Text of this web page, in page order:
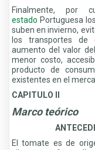
Finalmente, por
estado Portuguesa los
suben en invierno,
los transportes de
aumento del valor
menor costo,
producto de
existentes en el
CAPITULO II
Marco teórico
El tomate es de